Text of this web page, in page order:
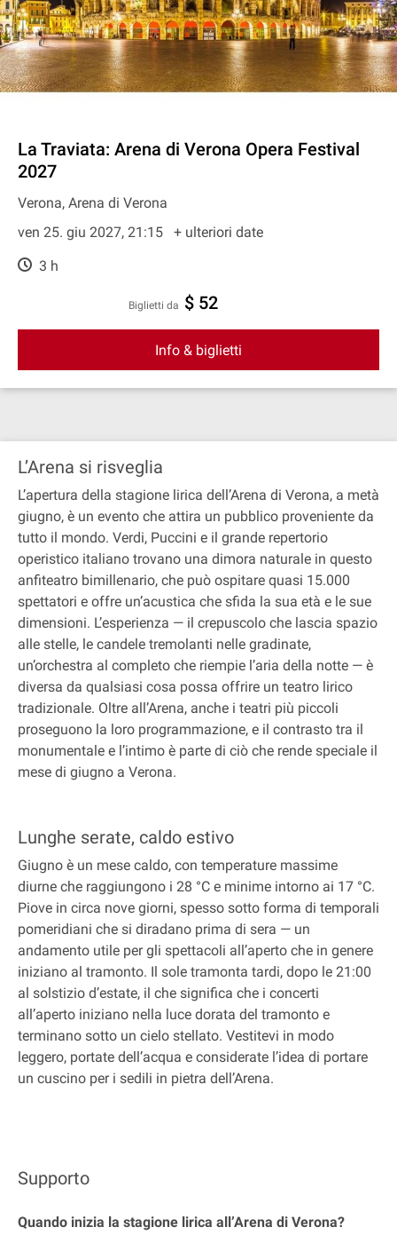
La Traviata: Arena di Verona Opera Festival
2027
Verona, Arena di Verona
ven 25. giu 2027, 21:15
+ ulteriori date
3 h
Biglietti da $ 52
Info & biglietti
L’Arena si risveglia
L’apertura della stagione lirica dell’Arena di Verona, a metà
giugno, è un evento che attira un pubblico proveniente da
tutto il mondo. Verdi, Puccini e il grande repertorio
operistico italiano trovano una dimora naturale in questo
anfiteatro bimillenario, che può ospitare quasi 15.000
spettatori e offre un’acustica che sfida la sua età e le sue
dimensioni. L’esperienza — il crepuscolo che lascia spazio
alle stelle, le candele tremolanti nelle gradinate,
un’orchestra al completo che riempie l’aria della notte — è
diversa da qualsiasi cosa possa offrire un teatro lirico
tradizionale. Oltre all’Arena, anche i teatri più piccoli
proseguono la loro programmazione, e il contrasto tra il
monumentale e l’intimo è parte di ciò che rende speciale il
mese di giugno a Verona.
Lunghe serate, caldo estivo
Giugno è un mese caldo, con temperature massime
diurne che raggiungono i 28 °C e minime intorno ai 17 °C.
Piove in circa nove giorni, spesso sotto forma di temporali
pomeridiani che si diradano prima di sera — un
andamento utile per gli spettacoli all’aperto che in genere
iniziano al tramonto. Il sole tramonta tardi, dopo le 21:00
al solstizio d’estate, il che significa che i concerti
all’aperto iniziano nella luce dorata del tramonto e
terminano sotto un cielo stellato. Vestitevi in modo
leggero, portate dell’acqua e considerate l’idea di portare
un cuscino per i sedili in pietra dell’Arena.
Supporto
Quando inizia la stagione lirica all’Arena di Verona?